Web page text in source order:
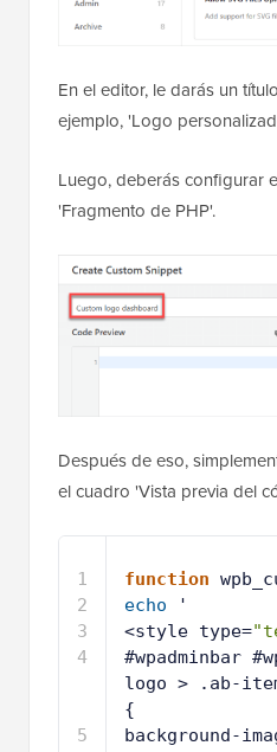
En el editor, le darás un
ejemplo, 'Logo
Luego, deberás configurar
'Fragmento de PHP'.
Después de eso,
el cuadro 'Vista previa del
1
2
3
4
5
function
echo
'
<style type=
#wpadminbar
logo > .ab-
{
background-